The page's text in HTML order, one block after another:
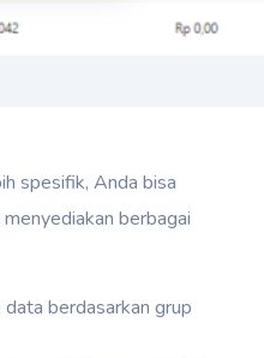
spesifik, Anda bisa
berbagai
data berdasarkan grup